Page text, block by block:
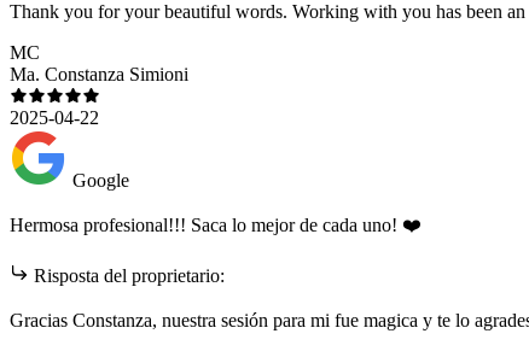
Thank you for your beautiful words. Working with you has been
MC
Ma. Constanza Simioni
2025-04-22
Google
Hermosa profesional!!! Saca lo mejor de cada uno! ❤️
Risposta del proprietario:
Gracias Constanza, nuestra sesión para mi fue magica y te lo